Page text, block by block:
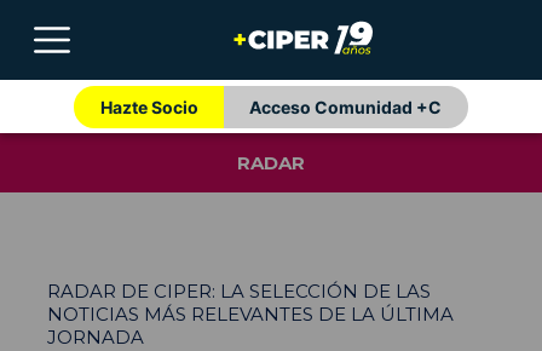
Hazte Socio Acceso Comunidad +C
RADAR
RADAR DE CIPER: LA SELECCIÓN DE LAS
NOTICIAS MÁS RELEVANTES DE LA ÚLTIMA
JORNADA